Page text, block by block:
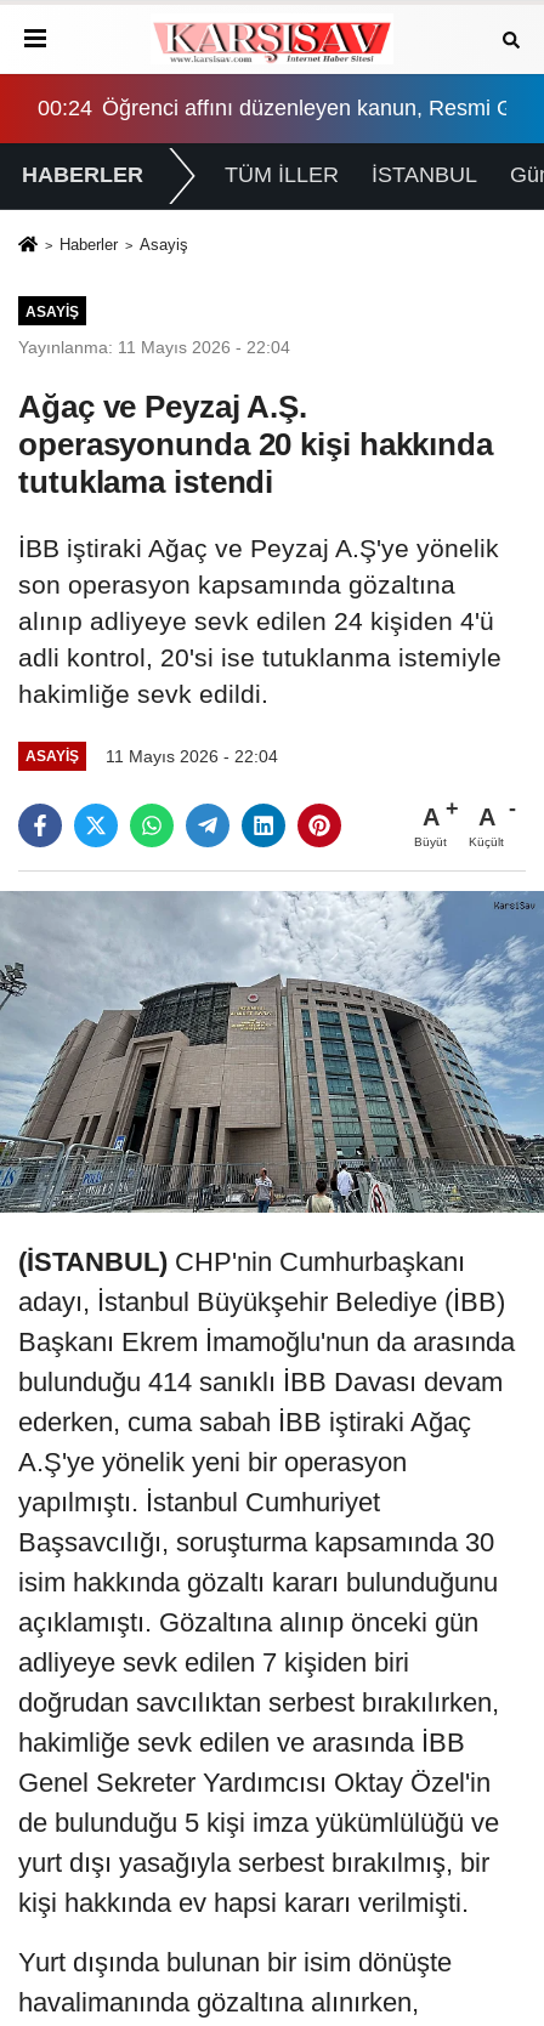
Gazete'de yayımlandı
00:24 Öğrenci affını düzenleyen kanun, Resmi
HABERLER TÜM İLLER İSTANBUL
Haberler Asayiş
ASAYIŞ
Yayınlanma: 11 Mayıs 2026 - 22:04
Ağaç ve Peyzaj A.Ş.
operasyonunda 20 kişi hakkında
tutuklama istendi
İBB iştiraki Ağaç ve Peyzaj A.Ş'ye yönelik
son operasyon kapsamında gözaltına
alınıp adliyeye sevk edilen 24 kişiden 4'ü
adli kontrol, 20'si ise tutuklanma istemiyle
hakimliğe sevk edildi.
ASAYIŞ 11 Mayıs 2026 - 22:04
A
Büyüt
A
Küçült
(İSTANBUL) CHP'nin Cumhurbaşkanı
adayı, İstanbul Büyükşehir Belediye (İBB)
Başkanı Ekrem İmamoğlu'nun da arasında
bulunduğu 414 sanıklı İBB Davası devam
ederken, cuma sabah İBB iştiraki Ağaç
A.Ş'ye yönelik yeni bir operasyon
yapılmıştı. İstanbul Cumhuriyet
Başsavcılığı, soruşturma kapsamında 30
isim hakkında gözaltı kararı bulunduğunu
açıklamıştı. Gözaltına alınıp önceki gün
adliyeye sevk edilen 7 kişiden biri
doğrudan savcılıktan serbest bırakılırken,
hakimliğe sevk edilen ve arasında İBB
Genel Sekreter Yardımcısı Oktay Özel'in
de bulunduğu 5 kişi imza yükümlülüğü ve
yurt dışı yasağıyla serbest bırakılmış, bir
kişi hakkında ev hapsi kararı verilmişti.
Yurt dışında bulunan bir isim dönüşte
havalimanında gözaltına alınırken,